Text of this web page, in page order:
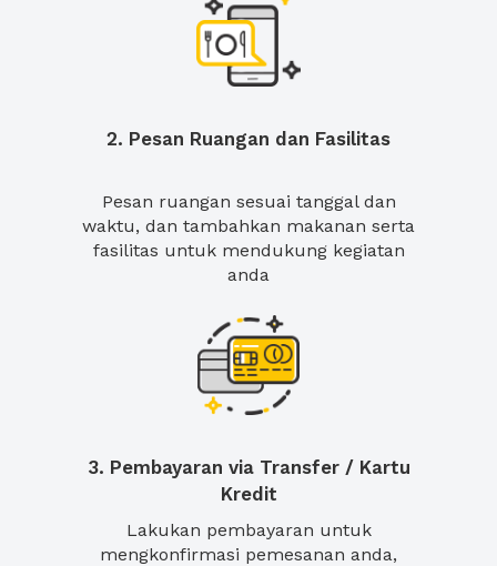
2. Pesan Ruangan dan Fasilitas
Pesan ruangan sesuai tanggal dan
waktu, dan tambahkan makanan serta
fasilitas untuk mendukung kegiatan
anda
3. Pembayaran via Transfer / Kartu
Kredit
Lakukan pembayaran untuk
mengkonfirmasi pemesanan anda,